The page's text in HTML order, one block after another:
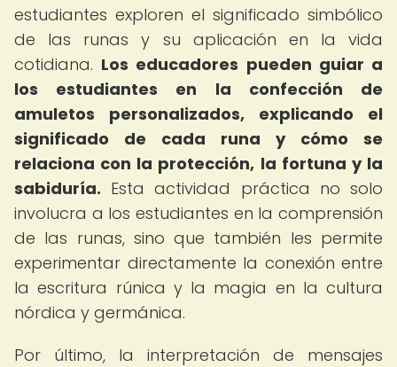
estudiantes exploren el significado simbólico
de las runas y su aplicación en la vida
cotidiana. Los educadores pueden guiar a
los estudiantes en la confección de
amuletos personalizados, explicando el
significado de cada runa y cómo se
relaciona con la protección, la fortuna y la
sabiduría. Esta actividad práctica no solo
involucra a los estudiantes en la comprensión
de las runas, sino que también les permite
experimentar directamente la conexión entre
la escritura rúnica y la magia en la cultura
nórdica y germánica.
Por último, la interpretación de mensajes